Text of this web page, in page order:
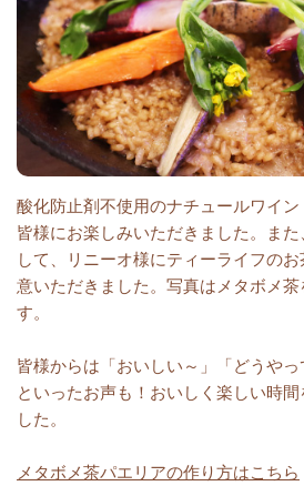
酸化防止剤不使用のナチュールワイ
皆様にお楽しみいただきました。ま
して、リニーオ様にティーライフの
意いただきました。写真はメタボメ
す。
皆様からは「おいしい～」「どうやっ
といったお声も！おいしく楽しい時
した。
メタボメ茶パエリアの作り方はこちら